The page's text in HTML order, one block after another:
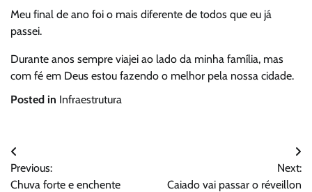
Meu final de ano foi o mais diferente de todos que eu já
passei.
Durante anos sempre viajei ao lado da minha família, mas
com fé em Deus estou fazendo o melhor pela nossa cidade.
Posted in Infraestrutura
Navegação
de
Previous:
Chuva forte e enchente
Next:
Caiado vai passar o réveillon